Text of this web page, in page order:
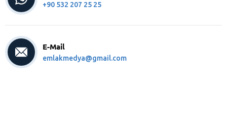
+90 532 207 25 25
E-Mail
emlakmedya@gmail.com